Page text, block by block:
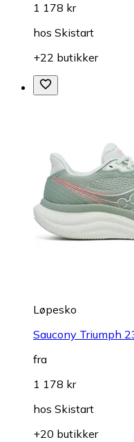
1 178 kr
hos Skistart
+22 butikker
Løpesko
Saucony Triumph
fra
1 178 kr
hos Skistart
+20 butikker